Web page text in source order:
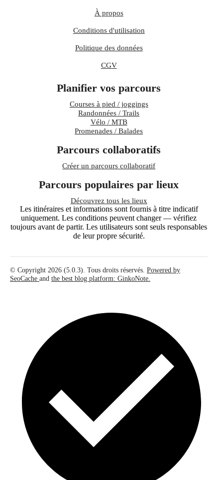
À propos
Conditions d'utilisation
Politique des données
CGV
Planifier vos parcours
Courses à pied / joggings
Randonnées / Trails
Vélo / MTB
Promenades / Balades
Parcours collaboratifs
Créer un parcours collaboratif
Parcours populaires par lieux
Découvrez tous les lieux
Les itinéraires et informations sont fournis à titre indicatif
uniquement. Les conditions peuvent changer — vérifiez
toujours avant de partir. Les utilisateurs sont seuls responsables
de leur propre sécurité.
© Copyright 2026 (5.0.3). Tous droits réservés. Powered by
SeoCache and the best blog platform: GinkoNote.